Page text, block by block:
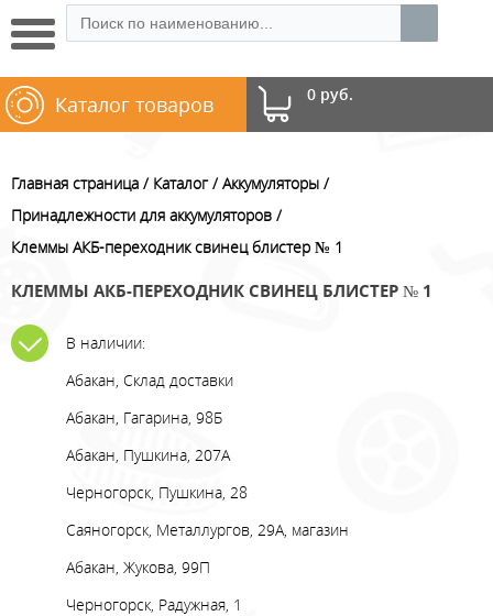
0 руб.
Каталог товаров
Главная страница Каталог
Аккумуляторы
Принадлежности для аккумуляторов
Клеммы АКБ-переходник свинец блистер № 1
КЛЕММЫ АКБ-ПЕРЕХОДНИК СВИНЕЦ БЛИСТЕР № 1
В наличии:
Абакан, Склад доставки
Абакан, Гагарина, 98Б
Абакан, Пушкина, 207А
Черногорск, Пушкина, 28
Саяногорск, Металлургов, 29А, магазин
Абакан, Жукова, 99П
Черногорск, Радужная, 1